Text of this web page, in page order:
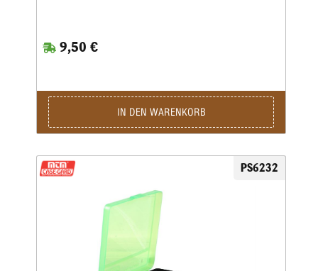
griffige, abriebfeste Strukturoberfläche und sind stapelbar.
Auf den Snap-Lock-Verschluss und das mechanische
Unterseite jeder Box aufgeführt • Ladungsetikett im
Lieferumfang enthalten • Farbe: Rotklar
9,50 €
IN DEN WARENKORB
PS6232